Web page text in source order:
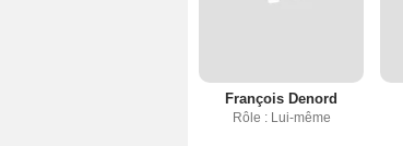
François Denord
Rôle : Lui-même